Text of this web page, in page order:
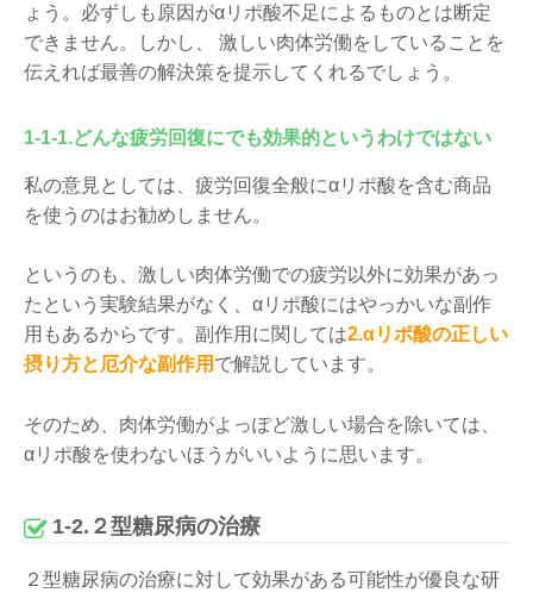
ょう。必ずしも原因がαリポ酸不足によるものとは断定
できません。しかし、 激しい肉体労働をしていることを
伝えれば最善の解決策を提示してくれるでしょう。
1-1-1.どんな疲労回復にでも効果的というわけではない
私の意見としては、疲労回復全般にαリポ酸を含む商品
を使うのはお勧めしません。
というのも、激しい肉体労働での疲労以外に効果があっ
たという実験結果がなく、αリポ酸にはやっかいな副作
用もあるからです。副作用に関しては2.αリポ酸の正しい
摂り方と厄介な副作用 で解説しています。
そのため、肉体労働がよっぽど激しい場合を除いては、
αリポ酸を使わないほうがいいように思います。
1-2.２型糖尿病の治療
２型糖尿病の治療に対して効果がある可能性が優良な研